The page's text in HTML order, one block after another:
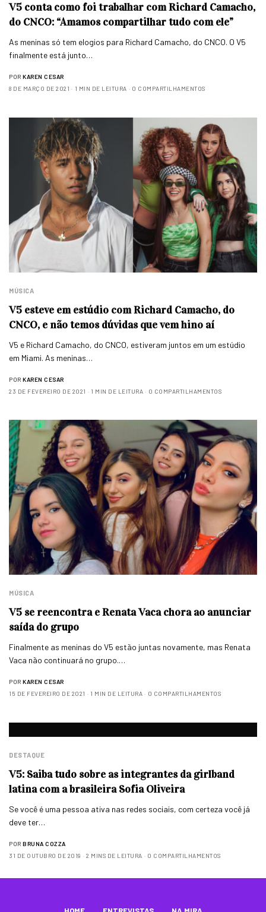
V5 conta como foi trabalhar com Richard Camacho,
do CNCO: “Amamos compartilhar tudo com ele”
As meninas só tem elogios para Richard Camacho, do CNCO. O V5
finalmente está junto…
POR KAREN CESAR
8 DE MARÇO DE 2021
1 MIN DE LEITURA 0 COMPARTILHAMENTOS
MÚSICA
V5 esteve em estúdio com Richard Camacho, do
CNCO, e não temos dúvidas que vem hino aí
V5 e Richard Camacho, do CNCO, estiveram juntos em um estúdio
em Miami. As meninas…
POR KAREN CESAR
23 DE FEVEREIRO DE 2021
1 MIN DE LEITURA 0 COMPARTILHAMENTOS
MÚSICA
V5 se reencontra e Renata Vaca chora ao anunciar
saída do grupo
Finalmente as meninas do V5 estão juntas novamente, mas Renata
Vaca não continuará no grupo.…
POR KAREN CESAR
15 DE FEVEREIRO DE 2021
1 MIN DE LEITURA 0 COMPARTILHAMENTOS
DESTAQUE
V5: Saiba tudo sobre as integrantes da girlband
latina com a brasileira Sofia Oliveira
Se você é uma pessoa ativa nas redes sociais, com certeza você já
deve ter…
POR BRUNA COZZA
31 DE OUTUBRO DE 2019
2 MINS DE LEITURA 0 COMPARTILHAMENTOS